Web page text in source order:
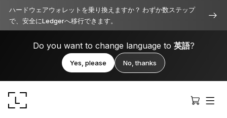
ハードウェアウォレットを乗り換えますか？ わずか数ステップ
で、安全にLedgerへ移行できます。
Do you want to change language to 英語?
Yes, please No, thanks